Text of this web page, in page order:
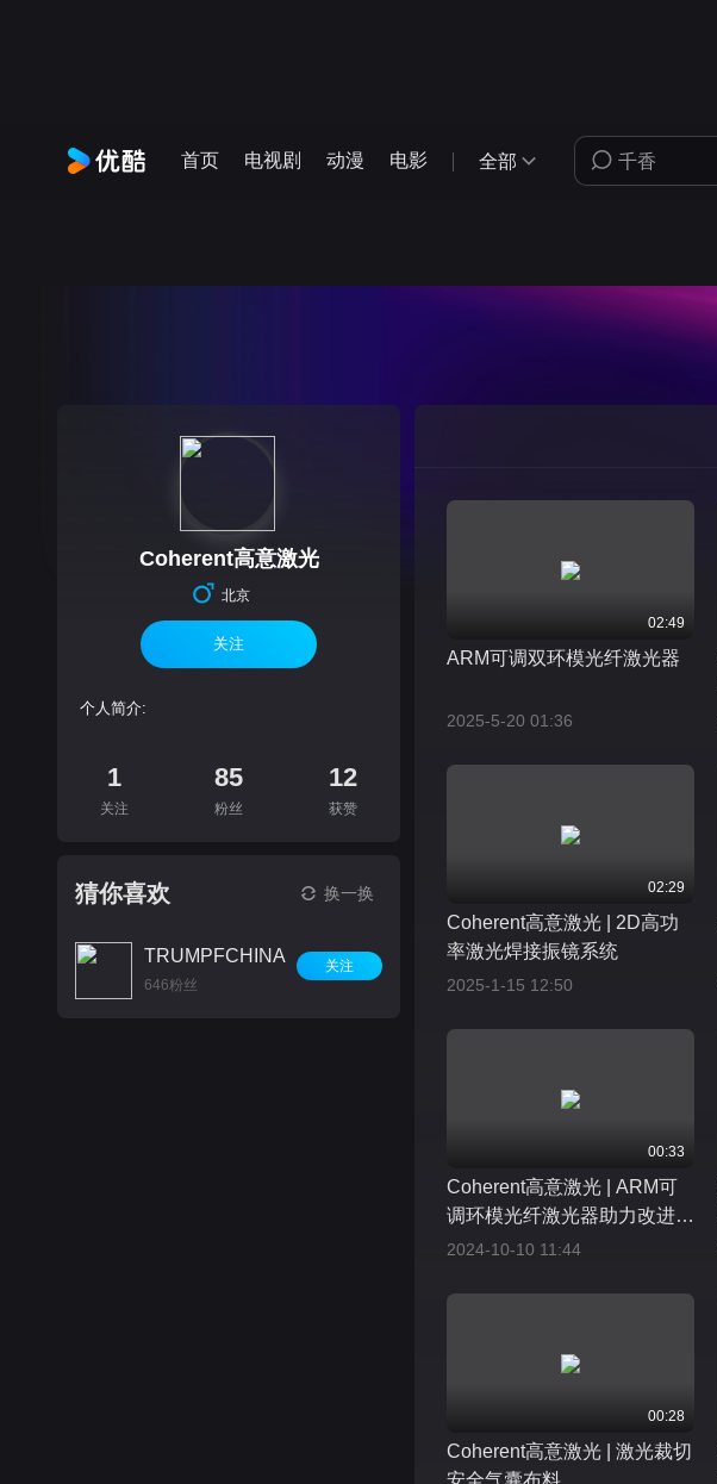
首页 电视剧 动漫 电影 全部
Coherent高意激光
北京
关注
个人简介:
1
关注
85
粉丝
12
获赞
猜你喜欢 换一换
TRUMPFCHINA
646粉丝
关注
02:49
ARM可调双环模光纤激光器
2025-5-20 01:36
02:29
Coherent高意激光 | 2D高功
率激光焊接振镜系统
2025-1-15 12:50
00:33
Coherent高意激光 | ARM可
调环模光纤激光器助力改进电
池罐/盖焊接工艺
2024-10-10 11:44
00:28
Coherent高意激光 | 激光裁切
安全气囊布料